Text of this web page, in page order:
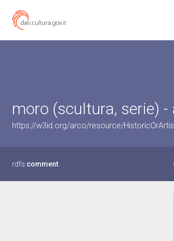
moro (scultura, serie)
https://w3id.org/arco/resource/
rdfs:comment